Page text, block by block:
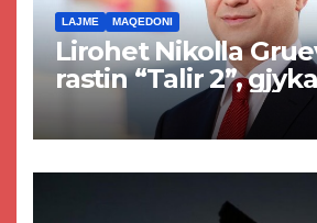
LAJME MAQEDONI
Lirohet Nikolla
rastin “Talir 2”,
akuzat për
paligjshëm të selisë